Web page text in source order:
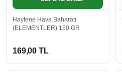
Hayfene Hava Baharatı
(ELEMENTLER) 150 GR
169,00 TL